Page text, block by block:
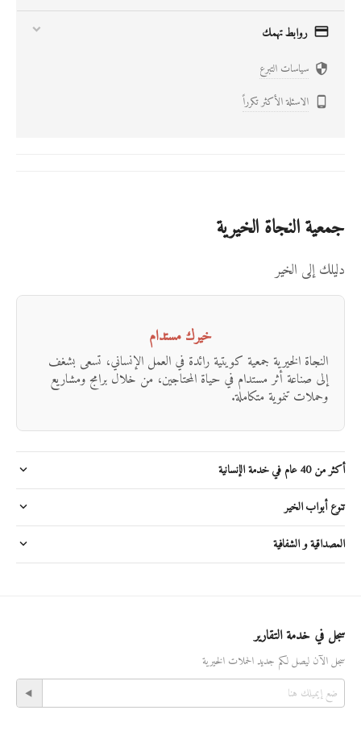
 روابط تهمك
 سياسات التبرع
 الاسئلة الأكثر تكرراً
جمعية النجاة الخيرية
دليلك إلى الخير
خيرك مستدام
النجاة الخيرية جمعية كويتية رائدة في العمل الإنساني، تسعى بشغف
إلى صناعة أثر مستدام في حياة المحتاجين، من خلال برامج ومشاريع
وحملات تنموية متكاملة.
أكثر من 40 عام في خدمة الإنسانية
تنوع أبواب الخير
المصداقية و الشفافية
سجل في خدمة التقارير
سجل الآن ليصل لكم جديد الحملات الخيرية